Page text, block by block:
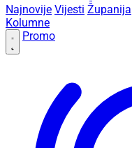
Najnovije Vijesti Županija
Kolumne
Promo